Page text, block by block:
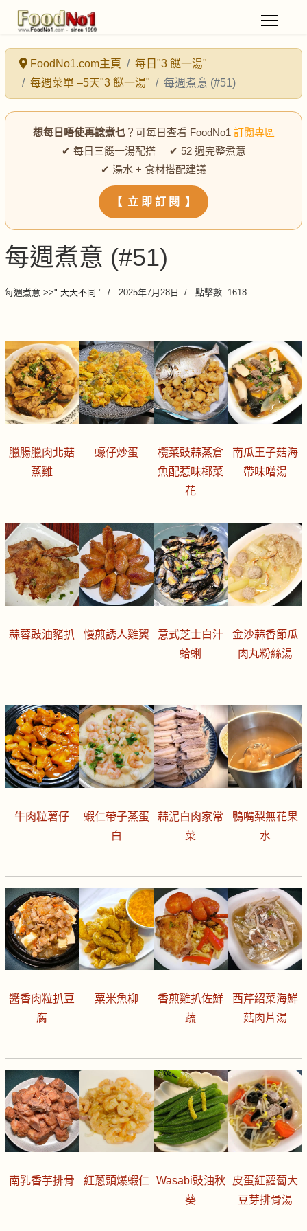
FoodNo1.com主頁
每日"3 餸一湯"
每週菜單 –5天"3 餸一湯"
每週煮意 (#51)
想每日唔使再諗煮乜？可每日查看 FoodNo1 訂閱專區
✔ 每日三餸一湯配搭 ✔ 52 週完整煮意
✔ 湯水 + 食材搭配建議
【 立 即 訂 閱 】
每週煮意 (#51)
每週煮意 >>" 天天不同 " 2025年7月28日 點擊數: 1618
臘腸臘肉北菇
蒸雞
蠔仔炒蛋
欖菜豉蒜蒸倉
魚配惹味椰菜
花
南瓜王子菇海
帶味噌湯
蒜蓉豉油豬扒 慢煎誘人雞翼
意式芝士白汁
蛤蜊
金沙蒜香節瓜
肉丸粉絲湯
牛肉粒薯仔
蝦仁帶子蒸蛋
白
蒜泥白肉家常
菜
鴨嘴梨無花果
水
醬香肉粒扒豆
腐
粟米魚柳
香煎雞扒佐鮮
蔬
西芹紹菜海鮮
菇肉片湯
南乳香芋排骨 紅蔥頭爆蝦仁
Wasabi豉油秋
葵
皮蛋紅蘿蔔大
豆芽排骨湯